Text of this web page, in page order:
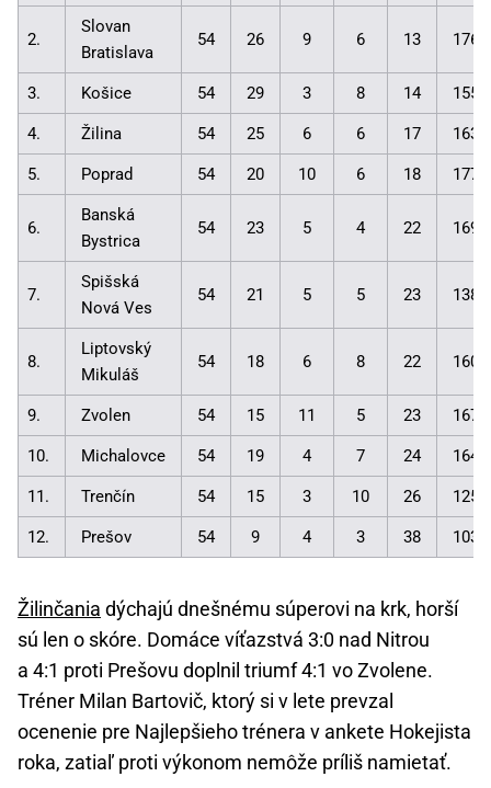
2.
Slovan
Bratislava
54 26 9 6 13
3. Košice 54 29 3 8 14
4. Žilina 54 25 6 6 17
5. Poprad 54 20 10 6 18
6.
Banská
Bystrica
54 23 5 4 22
7.
Spišská
Nová Ves
54 21 5 5 23
8.
Liptovský
Mikuláš
54 18 6 8 22
9. Zvolen 54 15 11 5 23
10. Michalovce 54 19 4 7 24
11. Trenčín 54 15 3 10 26
12. Prešov 54 9 4 3 38
Žilinčania dýchajú dnešnému súperovi na krk, horší
sú len o skóre. Domáce víťazstvá 3:0 nad Nitrou
a 4:1 proti Prešovu doplnil triumf 4:1 vo Zvolene.
Tréner Milan Bartovič, ktorý si v lete prevzal
ocenenie pre Najlepšieho trénera v ankete Hokejista
roka, zatiaľ proti výkonom nemôže príliš namietať.